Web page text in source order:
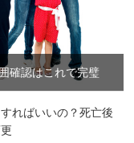
確認はこれで完璧
ればいいの？死亡後